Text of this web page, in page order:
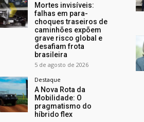
Mortes invisíveis:
falhas em para-
choques traseiros de
caminhões expõem
grave risco global e
desafiam frota
brasileira
5 de agosto de 2026
Destaque
A Nova Rota da
Mobilidade: O
pragmatismo do
híbrido flex